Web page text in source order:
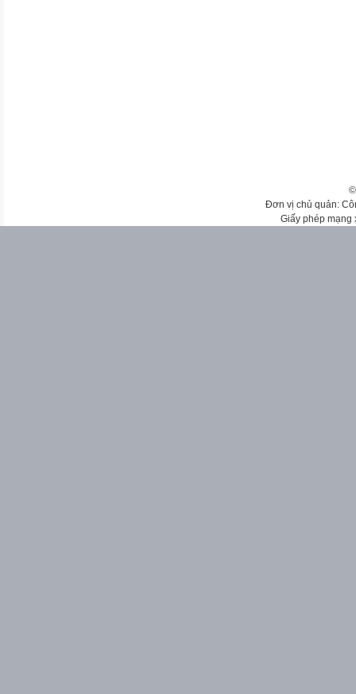
Đơn vị chủ quản:
Giấy phép mạng